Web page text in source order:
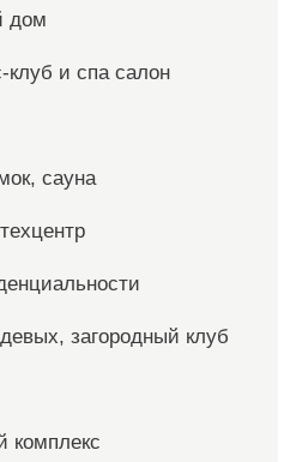
дом
и спа салон
сауна
загородный клуб
комплекс